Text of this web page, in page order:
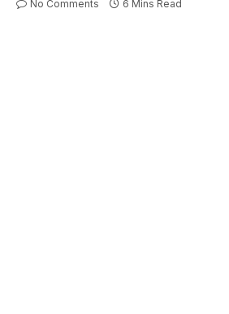
No Comments 6 Mins Read